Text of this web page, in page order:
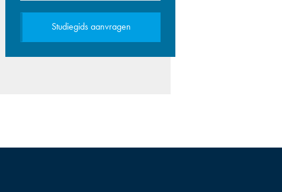
Studiegids aanvragen